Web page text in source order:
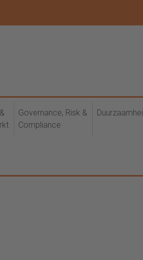
Governance, Risk &
Compliance